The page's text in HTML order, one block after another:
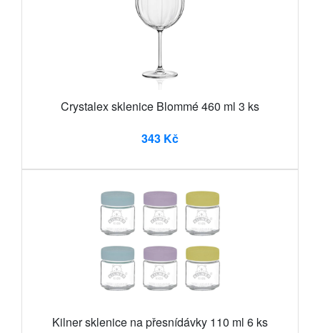
Crystalex sklenice Blommé 460 ml 3 ks
343 Kč
Kilner sklenice na přesnídávky 110 ml 6 ks